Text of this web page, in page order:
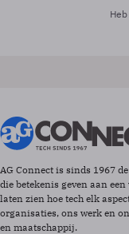
AG Connect is sinds 1967
die betekenis geven aan
laten zien hoe tech elk
organisaties, ons werk en
en maatschappij.